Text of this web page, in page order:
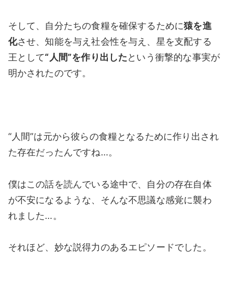
そして、自分たちの食糧を確保するために猿を進
化させ、知能を与え社会性を与え、星を支配する
王として“人間”を作り出したという衝撃的な事実が
明かされたのです。
“人間”は元から彼らの食糧となるために作り出され
た存在だったんですね…。
僕はこの話を読んでいる途中で、自分の存在自体
が不安になるような、そんな不思議な感覚に襲わ
れました…。
それほど、妙な説得力のあるエピソードでした。